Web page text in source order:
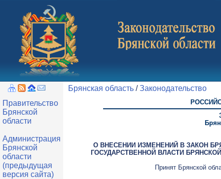
Правительство
Брянской
области
Администрация
Брянской
области
(предыдущая
версия сайта)
Брянская область /Законодательство
О ВНЕСЕНИИ ИЗМЕНЕНИЙ В ЗАКОН
ГОСУДАРСТВЕННОЙ ВЛАСТИ
Принят Брянской